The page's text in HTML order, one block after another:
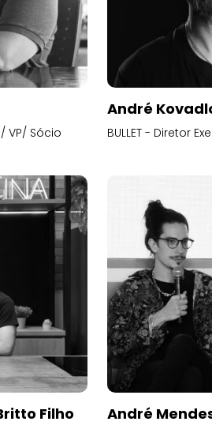
VP/ Sócio
André
BULLET - Diretor
Filho André